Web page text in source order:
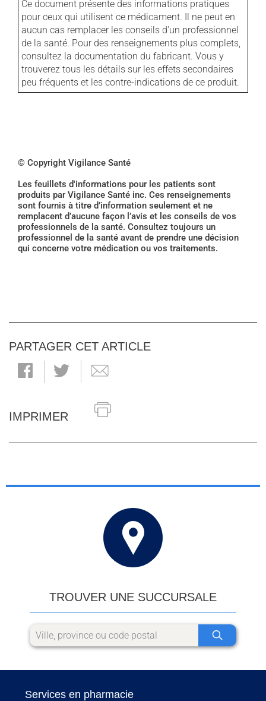
Ce document présente des informations pratiques
pour ceux qui utilisent ce médicament. Il ne peut en
aucun cas remplacer les conseils d'un professionnel
de la santé. Pour des renseignements plus complets,
consultez la documentation du fabricant. Vous y
trouverez tous les détails sur les effets secondaires
peu fréquents et les contre-indications de ce produit.
© Copyright Vigilance Santé
Les feuillets d'informations pour les patients sont
produits par Vigilance Santé inc. Ces renseignements
sont fournis à titre d’information seulement et ne
remplacent d’aucune façon l’avis et les conseils de vos
professionnels de la santé. Consultez toujours un
professionnel de la santé avant de prendre une décision
qui concerne votre médication ou vos traitements.
PARTAGER CET ARTICLE
IMPRIMER
TROUVER UNE SUCCURSALE
Services en pharmacie